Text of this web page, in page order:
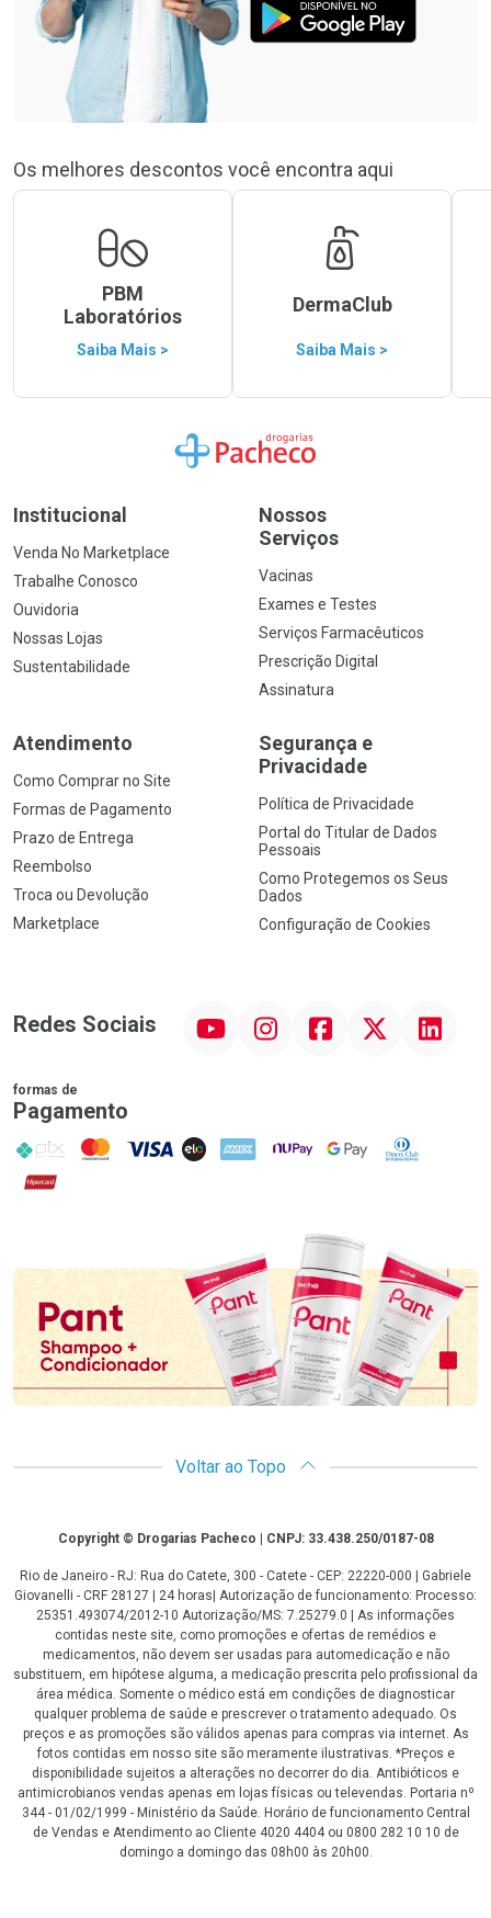
Os melhores descontos você encontra aqui
PBM
Laboratórios
Saiba Mais >
DermaClub
Saiba Mais >
Ir para a Home
Institucional
Venda No Marketplace
Trabalhe Conosco
Ouvidoria
Nossas Lojas
Sustentabilidade
Nossos
Serviços
Vacinas
Exames e Testes
Serviços Farmacêuticos
Prescrição Digital
Assinatura
Atendimento
Como Comprar no Site
Formas de Pagamento
Prazo de Entrega
Reembolso
Troca ou Devolução
Marketplace
Segurança e
Privacidade
Política de Privacidade
Portal do Titular de Dados
Pessoais
Como Protegemos os Seus
Dados
Configuração de Cookies
Redes Sociais InstagramFacebookTwitter Linkedin
formas de
Pagamento
PIX MasterCard
VISA ELO AMEX NuPay Google PayDiners Club
Hipercard
Promoção em Destaque
Voltar ao Topo
CopyrightCopyright © Drogarias Pacheco | CNPJ: 33.438.250/0187-08
Rio de Janeiro - RJ: Rua do Catete, 300 - Catete - CEP: 22220-000 | Gabriele
Giovanelli - CRF 28127 | 24 horas| Autorização de funcionamento: Processo:
25351.493074/2012-10 Autorização/MS: 7.25279.0 | As informações
contidas neste site, como promoções e ofertas de remédios e
medicamentos, não devem ser usadas para automedicação e não
substituem, em hipótese alguma, a medicação prescrita pelo profissional da
área médica. Somente o médico está em condições de diagnosticar
qualquer problema de saúde e prescrever o tratamento adequado. Os
preços e as promoções são válidos apenas para compras via internet. As
fotos contidas em nosso site são meramente ilustrativas. *Preços e
disponibilidade sujeitos a alterações no decorrer do dia. Antibióticos e
antimicrobianos vendas apenas em lojas físicas ou televendas. Portaria nº
344 - 01/02/1999 - Ministério da Saúde. Horário de funcionamento Central
de Vendas e Atendimento ao Cliente 4020 4404 ou 0800 282 10 10 de
domingo a domingo das 08h00 às 20h00.